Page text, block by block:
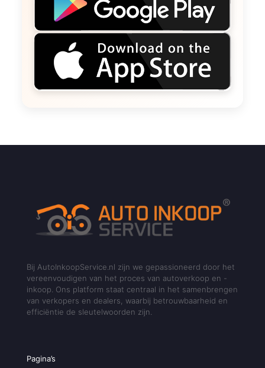
Bij AutoInkoopService.nl zijn we gepassioneerd door het
vereenvoudigen van het proces van autoverkoop en -
inkoop. Ons platform staat centraal in het samenbrengen
van verkopers en dealers, waarbij betrouwbaarheid en
efficiëntie de sleutelwoorden zijn.
Pagina’s